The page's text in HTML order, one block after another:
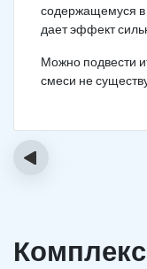
содержащемуся в
дает эффект
Можно подвести
смеси не
‹